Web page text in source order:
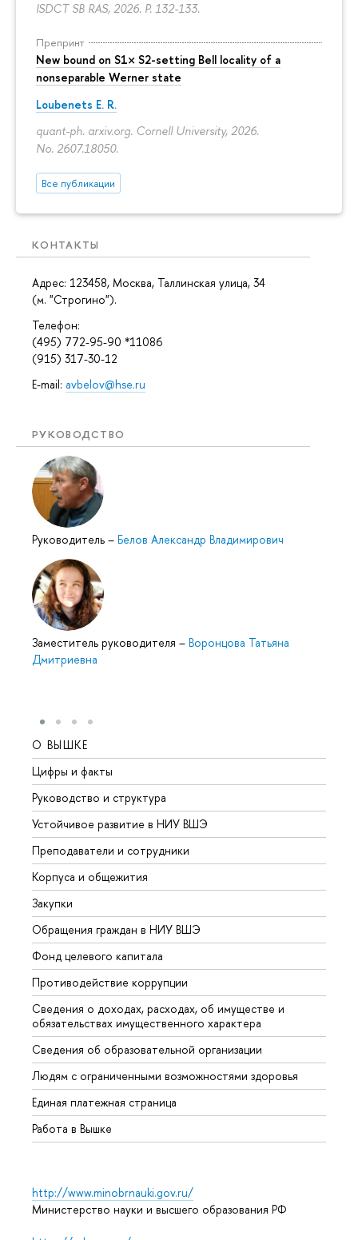
ISDCT SB RAS, 2026. P. 132-133.
Препринт
New bound on S1× S2-setting Bell locality of a
nonseparable Werner state
Loubenets E. R.
quant-ph. arxiv.org. Cornell University, 2026.
No. 2607.18050.
Все публикации
КОНТАКТЫ
Адрес: 123458, Москва, Таллинская улица, 34
(м. "Строгино").
Телефон:
(495) 772-95-90 *11086
(915) 317-30-12
E-mail: avbelov@hse.ru
РУКОВОДСТВО
Руководитель – Белов Александр Владимирович
Заместитель руководителя – Воронцова Татьяна
Дмитриевна
О ВЫШКЕ
Цифры и факты
Руководство и структура
Устойчивое развитие в НИУ ВШЭ
Преподаватели и сотрудники
Корпуса и общежития
Закупки
Обращения граждан в НИУ ВШЭ
Фонд целевого капитала
Противодействие коррупции
Сведения о доходах, расходах, об имуществе и
обязательствах имущественного характера
Сведения об образовательной организации
Людям с ограниченными возможностями здоровья
Единая платежная страница
Работа в Вышке
http://www.minobrnauki.gov.ru/
Министерство науки и высшего образования РФ